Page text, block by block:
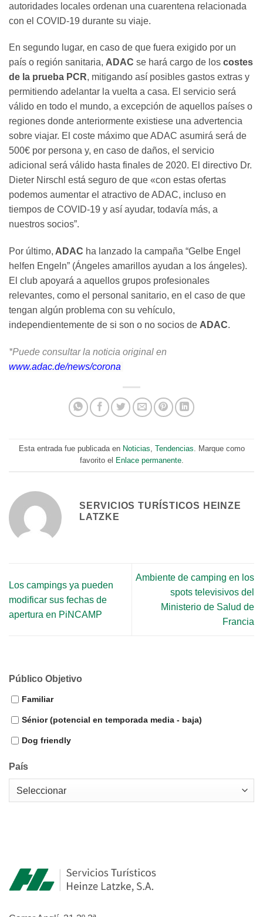
autoridades locales ordenan una cuarentena relacionada
con el COVID-19 durante su viaje.
En segundo lugar, en caso de que fuera exigido por un
país o región sanitaria, ADAC se hará cargo de los costes
de la prueba PCR, mitigando así posibles gastos extras y
permitiendo adelantar la vuelta a casa. El servicio será
válido en todo el mundo, a excepción de aquellos países o
regiones donde anteriormente existiese una advertencia
sobre viajar. El coste máximo que ADAC asumirá será de
500€ por persona y, en caso de daños, el servicio
adicional será válido hasta finales de 2020. El directivo Dr.
Dieter Nirschl está seguro de que «con estas ofertas
podemos aumentar el atractivo de ADAC, incluso en
tiempos de COVID-19 y así ayudar, todavía más, a
nuestros socios”.
Por último, ADAC ha lanzado la campaña “Gelbe Engel
helfen Engeln” (Ángeles amarillos ayudan a los ángeles).
El club apoyará a aquellos grupos profesionales
relevantes, como el personal sanitario, en el caso de que
tengan algún problema con su vehículo,
independientemente de si son o no socios de ADAC.
*Puede consultar la noticia original en
www.adac.de/news/corona
Esta entrada fue publicada en Noticias, Tendencias. Marque como
favorito el Enlace permanente.
SERVICIOS TURÍSTICOS HEINZE
LATZKE
Los campings ya pueden
modificar sus fechas de
apertura en PiNCAMP
Ambiente de camping en los
spots televisivos del
Ministerio de Salud de
Francia
Público Objetivo
Familiar
Sénior (potencial en temporada media - baja)
Dog friendly
País